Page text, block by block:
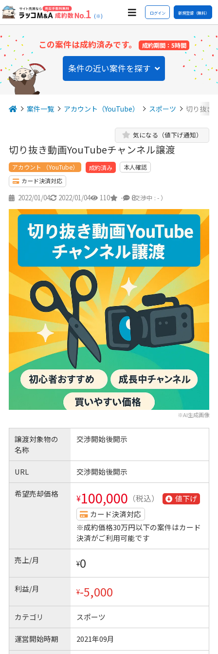
(※) ログイン 新規登録（無料）
この案件は成約済みです。 成約期間：5時間
条件の近い案件を探す
案件一覧 アカウント（YouTube） スポーツ 切り抜き
切り抜き動画YouTubeチャンネル譲渡
気になる（値下げ通知）
アカウント （YouTube） 成約済み
本人確認
カード決済対応
2022/01/04 2022/01/04 110 - 8
（交渉中 : - ）
※AI生成画像
譲渡対象物の
名称
交渉開始後開示
URL 交渉開始後開示
希望売却価格 ¥100,000 （税込）
値下げ
カード決済対応
※成約価格30万円以下の案件はカード
決済がご利用可能です
売上/月 ¥0
利益/月 ¥-5,000
カテゴリ スポーツ
運営開始時期 2021年09月